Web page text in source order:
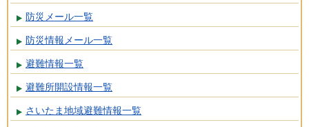
防災メール一覧
防災情報メール一覧
避難情報一覧
避難所開設情報一覧
さいたま地域避難情報一覧